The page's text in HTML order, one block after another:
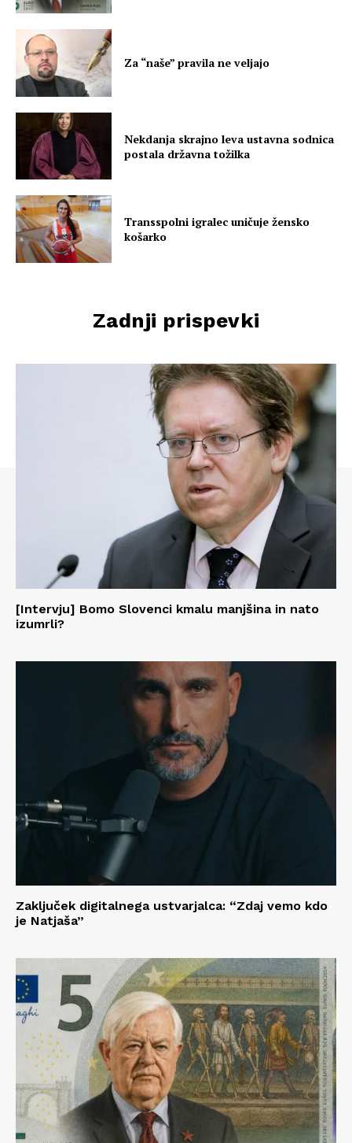
Za “naše” pravila ne veljajo
Nekdanja skrajno leva ustavna sodnica
postala državna tožilka
Transspolni igralec uničuje žensko
košarko
Zadnji prispevki
[Intervju] Bomo Slovenci kmalu manjšina in nato
izumrli?
Zaključek digitalnega ustvarjalca: “Zdaj vemo kdo
je Natjaša”